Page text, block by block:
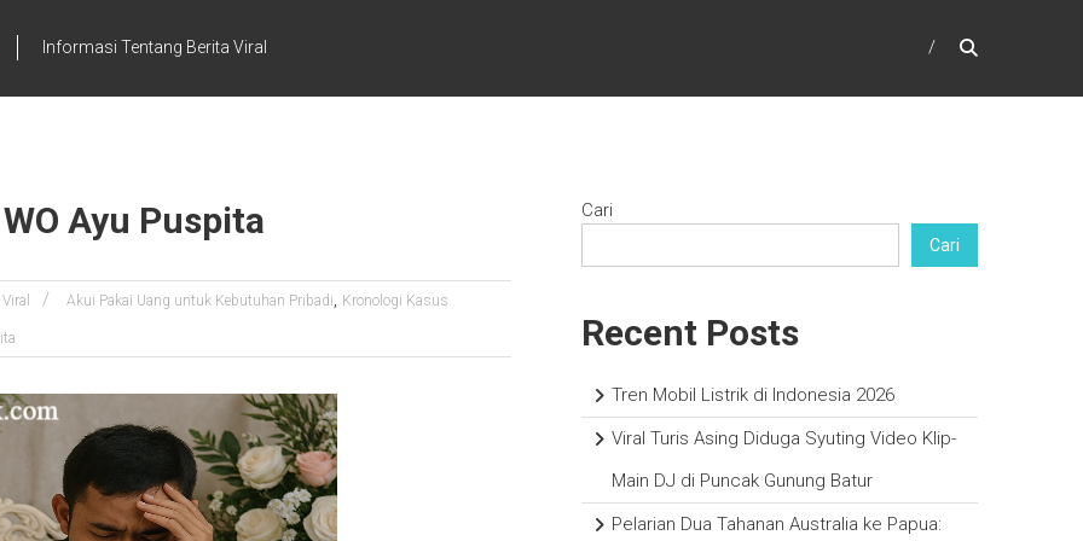
Informasi Tentang Berita Viral
Ayu Puspita
Akui Pakai Uang untuk Kebutuhan Pribadi, Kronologi Kasus
Cari
Cari
Recent Posts
Tren Mobil Listrik di Indonesia 2026
Viral Turis Asing Diduga Syuting Video Klip-
Main DJ di Puncak Gunung Batur
Pelarian Dua Tahanan Australia ke Papua: